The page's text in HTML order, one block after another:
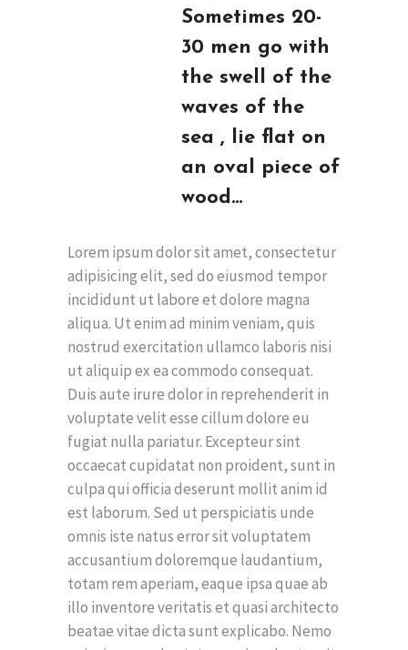
Sometimes 20-
30 men go with
the swell of the
waves of the
sea , lie flat on
an oval piece of
wood…
Lorem ipsum dolor sit amet, consectetur
adipisicing elit, sed do eiusmod tempor
incididunt ut labore et dolore magna
aliqua. Ut enim ad minim veniam, quis
nostrud exercitation ullamco laboris nisi
ut aliquip ex ea commodo consequat.
Duis aute irure dolor in reprehenderit in
voluptate velit esse cillum dolore eu
fugiat nulla pariatur. Excepteur sint
occaecat cupidatat non proident, sunt in
culpa qui officia deserunt mollit anim id
est laborum. Sed ut perspiciatis unde
omnis iste natus error sit voluptatem
accusantium doloremque laudantium,
totam rem aperiam, eaque ipsa quae ab
illo inventore veritatis et quasi architecto
beatae vitae dicta sunt explicabo. Nemo